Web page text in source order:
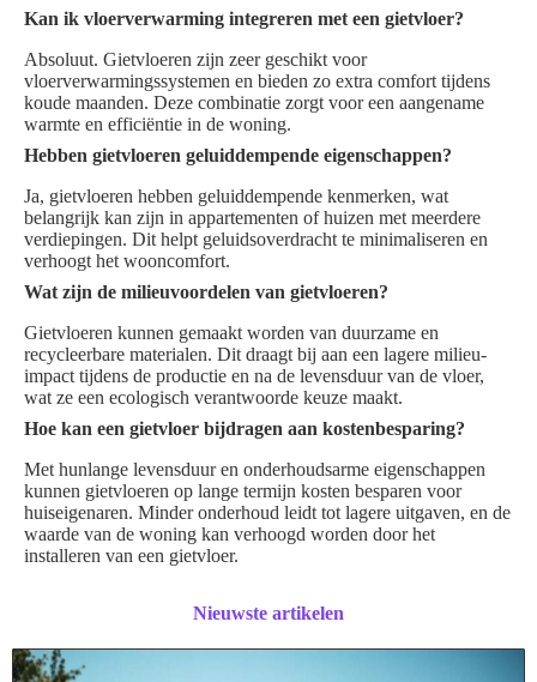
Kan ik vloerverwarming integreren met een gietvloer?
Absoluut. Gietvloeren zijn zeer geschikt voor
vloerverwarmingssystemen en bieden zo extra comfort tijdens
koude maanden. Deze combinatie zorgt voor een aangename
warmte en efficiëntie in de woning.
Hebben gietvloeren geluiddempende eigenschappen?
Ja, gietvloeren hebben geluiddempende kenmerken, wat
belangrijk kan zijn in appartementen of huizen met meerdere
verdiepingen. Dit helpt geluidsoverdracht te minimaliseren en
verhoogt het wooncomfort.
Wat zijn de milieuvoordelen van gietvloeren?
Gietvloeren kunnen gemaakt worden van duurzame en
recycleerbare materialen. Dit draagt bij aan een lagere milieu-
impact tijdens de productie en na de levensduur van de vloer,
wat ze een ecologisch verantwoorde keuze maakt.
Hoe kan een gietvloer bijdragen aan kostenbesparing?
Met hunlange levensduur en onderhoudsarme eigenschappen
kunnen gietvloeren op lange termijn kosten besparen voor
huiseigenaren. Minder onderhoud leidt tot lagere uitgaven, en de
waarde van de woning kan verhoogd worden door het
installeren van een gietvloer.
Nieuwste artikelen